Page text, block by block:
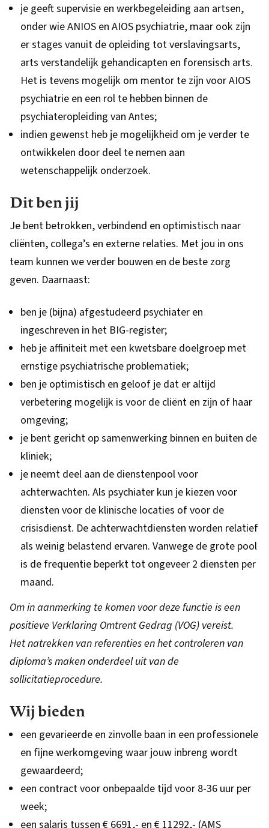
je geeft supervisie en werkbegeleiding aan artsen,
onder wie ANIOS en AIOS psychiatrie, maar ook zijn
er stages vanuit de opleiding tot verslavingsarts,
arts verstandelijk gehandicapten en forensisch arts.
Het is tevens mogelijk om mentor te zijn voor AIOS
psychiatrie en een rol te hebben binnen de
psychiateropleiding van Antes;
indien gewenst heb je mogelijkheid om je verder te
ontwikkelen door deel te nemen aan
wetenschappelijk onderzoek.
Dit ben jij
Je bent betrokken, verbindend en optimistisch naar
cliënten, collega’s en externe relaties. Met jou in ons
team kunnen we verder bouwen en de beste zorg
geven. Daarnaast:
ben je (bijna) afgestudeerd psychiater en
ingeschreven in het BIG-register;
heb je affiniteit met een kwetsbare doelgroep met
ernstige psychiatrische problematiek;
ben je optimistisch en geloof je dat er altijd
verbetering mogelijk is voor de cliënt en zijn of haar
omgeving;
je bent gericht op samenwerking binnen en buiten de
kliniek;
je neemt deel aan de dienstenpool voor
achterwachten. Als psychiater kun je kiezen voor
diensten voor de klinische locaties of voor de
crisisdienst. De achterwachtdiensten worden relatief
als weinig belastend ervaren. Vanwege de grote pool
is de frequentie beperkt tot ongeveer 2 diensten per
maand.
Om in aanmerking te komen voor deze functie is een
positieve Verklaring Omtrent Gedrag (VOG) vereist.
Het natrekken van referenties en het controleren van
diploma’s maken onderdeel uit van de
sollicitatieprocedure.
Wij bieden
een gevarieerde en zinvolle baan in een professionele
en fijne werkomgeving waar jouw inbreng wordt
gewaardeerd;
een contract voor onbepaalde tijd voor 8-36 uur per
week;
een salaris tussen € 6691,- en € 11292,- (AMS